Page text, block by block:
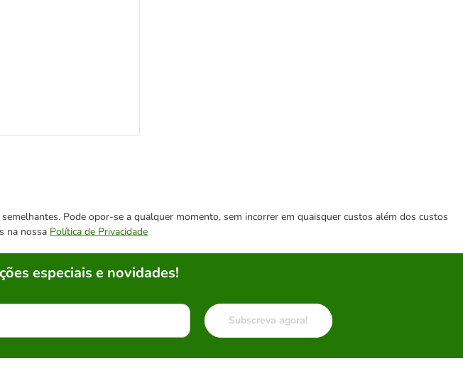
Pode opor-se a qualquer momento, sem incorrer em quaisquer custos além dos custos
na nossa Política de Privacidade
especiais e novidades!
Subscreva agora!